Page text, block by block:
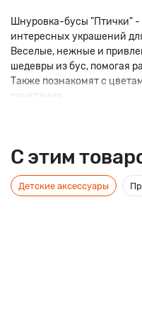
Шнуровка-бусы "Птички"
интересных украшений
Веселые, нежные и
шедевры из бус, помогая
Также познакомят с
сочетания.
C этим
Детские аксессуары